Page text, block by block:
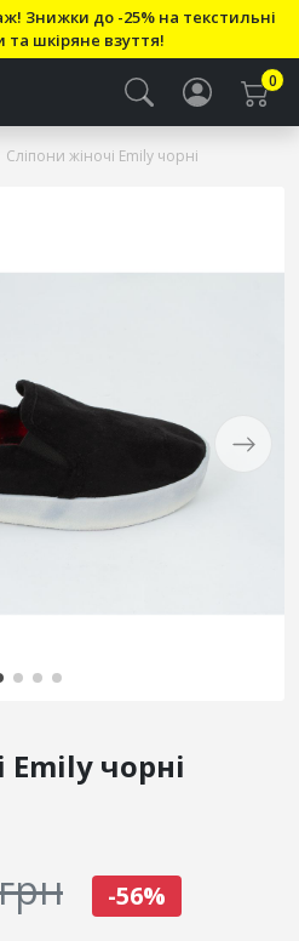
Знижки до -25% на текстильні
та шкіряне взуття!
0
Сліпони жіночі Emily чорні
Emily чорні
-56%